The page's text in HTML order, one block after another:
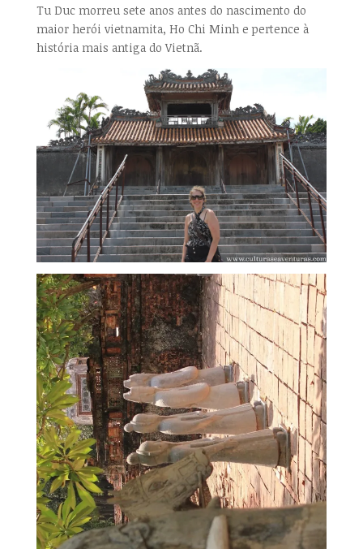
Tu Duc morreu sete anos antes do nascimento do
maior herói vietnamita, Ho Chi Minh e pertence à
história mais antiga do Vietnã.